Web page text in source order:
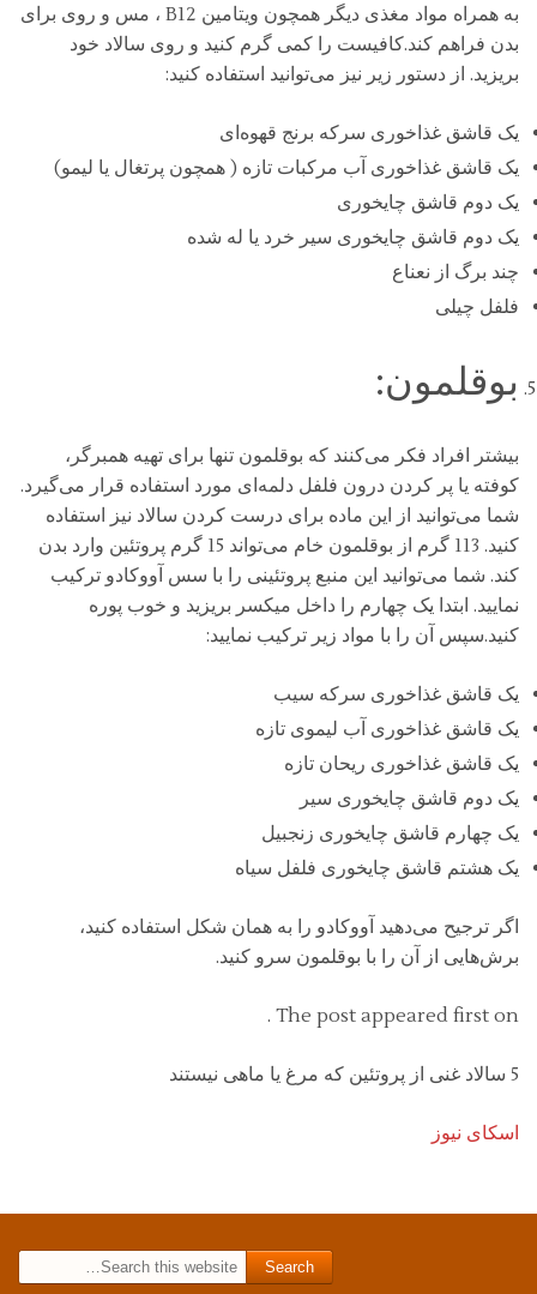
به همراه مواد مغذی دیگر همچون ویتامین B12 ، مس و روی برای
بدن فراهم کند.کافیست را کمی گرم کنید و روی سالاد خود
بریزید. از دستور زیر نیز می‌توانید استفاده کنید:
یک قاشق غذاخوری سرکه برنج قهوه‌ای
یک قاشق غذاخوری آب مرکبات تازه ( همچون پرتغال یا لیمو)
یک دوم قاشق چایخوری
یک دوم قاشق چایخوری سیر خرد یا له شده
چند برگ از نعناع
فلفل چیلی
بوقلمون:
بیشتر افراد فکر می‌کنند که بوقلمون تنها برای تهیه همبرگر،
کوفته یا پر کردن درون فلفل دلمه‌ای مورد استفاده قرار می‌گیرد.
شما می‌توانید از این ماده برای درست کردن سالاد نیز استفاده
کنید. 113 گرم از بوقلمون خام می‌تواند 15 گرم پروتئین وارد بدن
کند. شما می‌توانید این منبع پروتئینی را با سس آووکادو ترکیب
نمایید. ابتدا یک چهارم را داخل میکسر بریزید و خوب پوره
کنید.سپس آن را با مواد زیر ترکیب نمایید:
یک قاشق غذاخوری سرکه سیب
یک قاشق غذاخوری آب لیموی تازه
یک قاشق غذاخوری ریحان تازه
یک دوم قاشق چایخوری سیر
یک چهارم قاشق چایخوری زنجبیل
یک هشتم قاشق چایخوری فلفل سیاه
اگر ترجیح می‌دهید آووکادو را به همان شکل استفاده کنید،
برش‌هایی از آن را با بوقلمون سرو کنید.
The post appeared first on .
5 سالاد غنی از پروتئین که مرغ یا ماهی نیستند
اسکای نیوز